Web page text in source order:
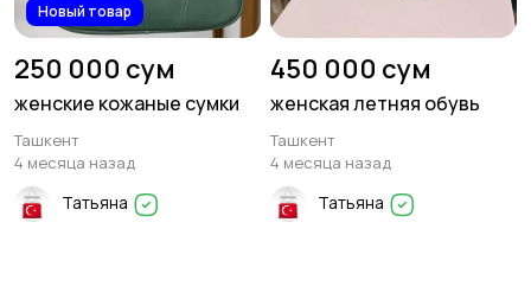
Новый товар
250 000 сум
женские кожаные сумки
Ташкент
4 месяца назад
Татьяна
450 000 сум
женская летняя обувь
Ташкент
4 месяца назад
Татьяна